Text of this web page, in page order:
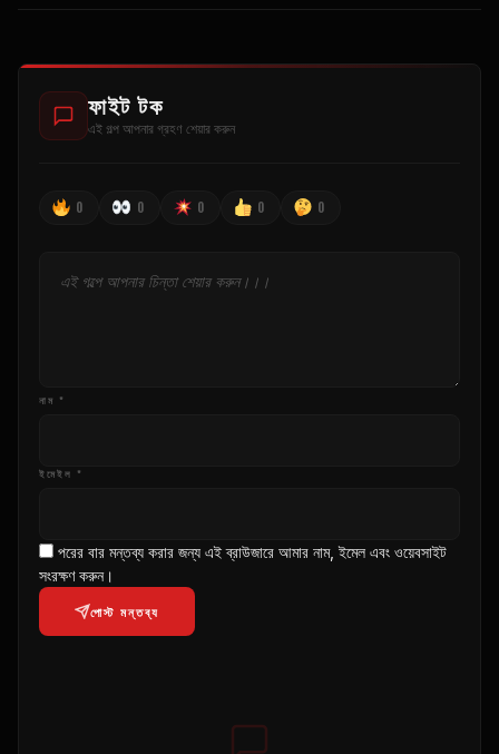
ফাইট টক
এই গল্প আপনার গ্রহণ শেয়ার করুন
0 0 0 0 0
নাম *
ইমেইল *
পরের বার মন্তব্য করার জন্য এই ব্রাউজারে আমার নাম, ইমেল এবং ওয়েবসাইট
সংরক্ষণ করুন।
পোস্ট মন্তব্য